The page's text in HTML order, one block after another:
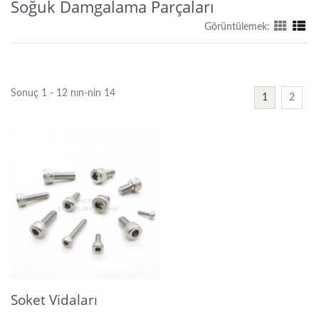
Soğuk Damgalama Parçaları
Görüntülemek:
Sonuç 1 - 12 nın-nin 14 1 2
Soket Vidaları